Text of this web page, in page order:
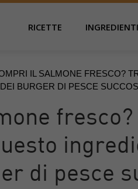
RICETTE INGREDIENTI
IL SALMONE FRESCO?
BURGER DI PESCE
di pesce